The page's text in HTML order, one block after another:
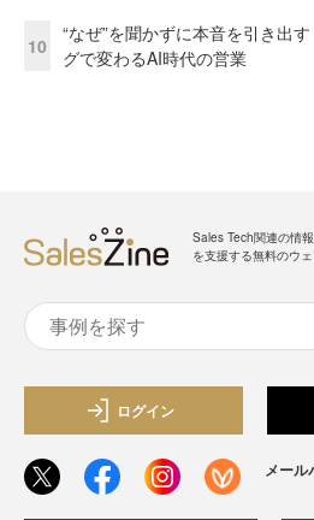
10
“なぜ”を聞かずに本音を引き出
グで変わるAI時代の営業
Sales Tech関連の情
を支援する無料のウェ
ログイン
メール